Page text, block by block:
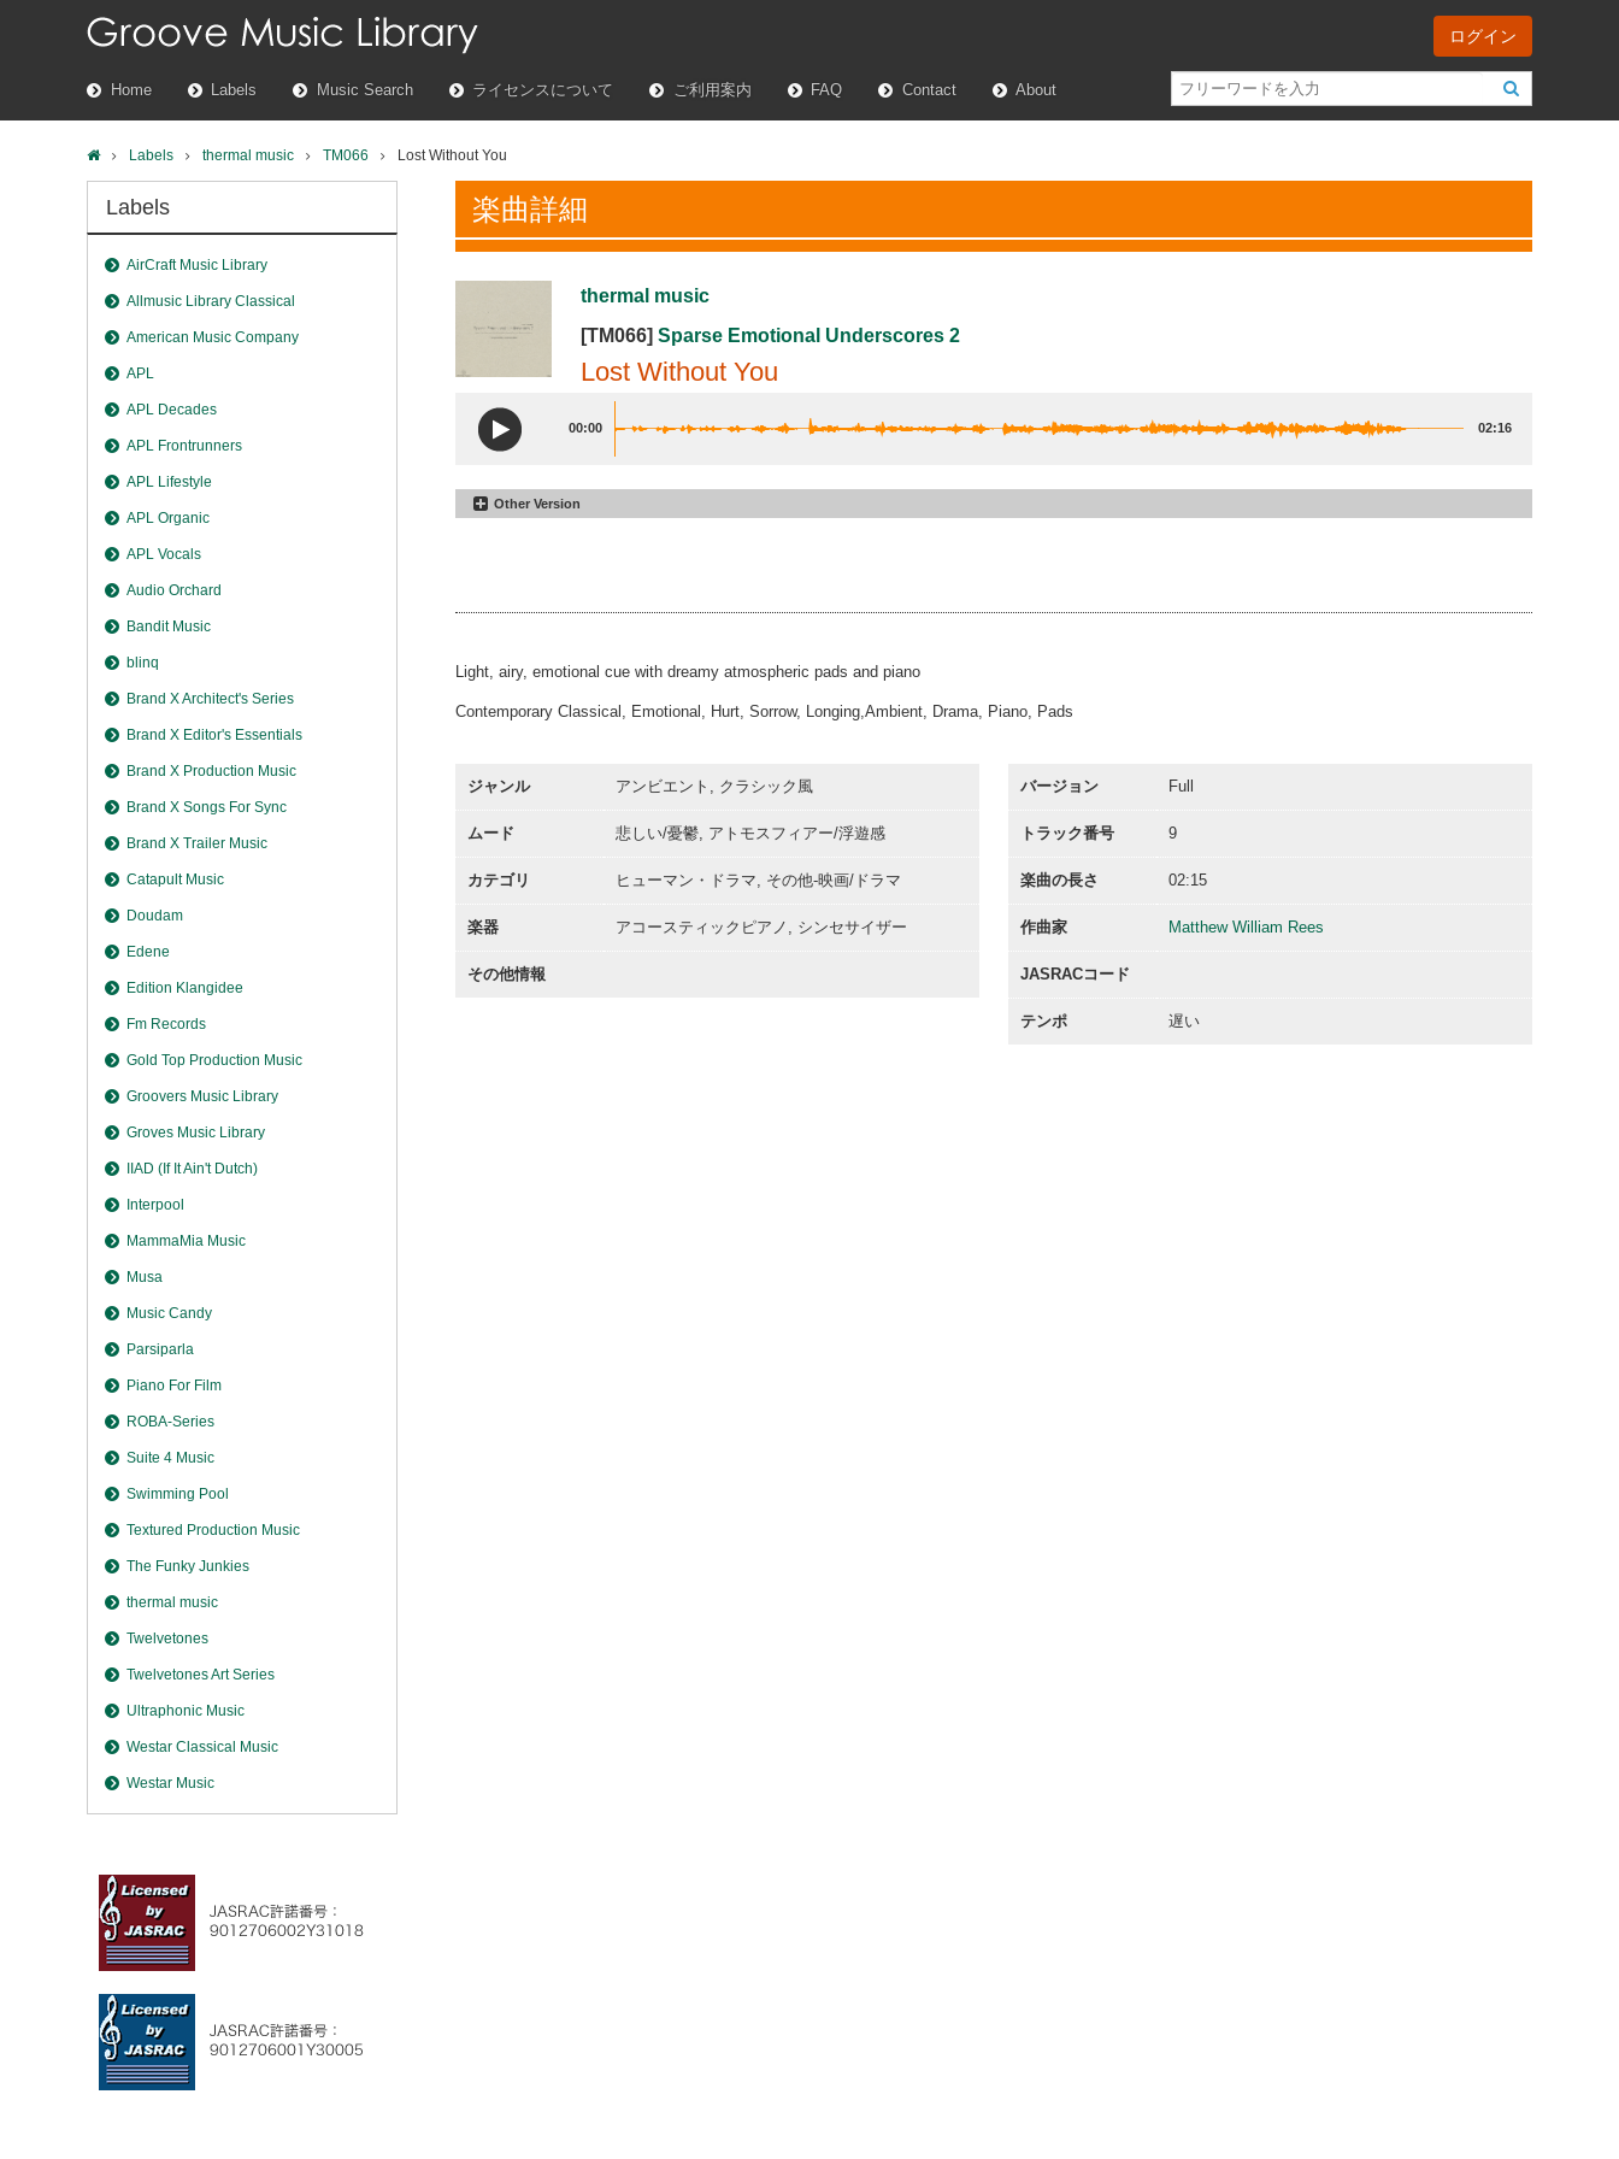
Home Labels Music Search ライセンスについて ご利用案内 FAQ Contact About
ログイン
Labels thermal music TM066 Lost Without You
楽曲詳細
thermal music
[TM066] Sparse Emotional Underscores 2
Lost Without You
00:00 02:16
Other Version
Light, airy, emotional cue with dreamy atmospheric pads and piano
Contemporary Classical, Emotional, Hurt, Sorrow, Longing,Ambient, Drama, Piano, Pads
ジャンル アンビエント, クラシック風
ムード 悲しい/憂鬱, アトモスフィアー/浮遊感
カテゴリ ヒューマン・ドラマ, その他-映画/ドラマ
楽器 アコースティックピアノ, シンセサイザー
その他情報
バージョン Full
トラック番号 9
楽曲の長さ 02:15
作曲家 Matthew William Rees
JASRACコード
テンポ 遅い
Labels
AirCraft Music Library
Allmusic Library Classical
American Music Company
APL
APL Decades
APL Frontrunners
APL Lifestyle
APL Organic
APL Vocals
Audio Orchard
Bandit Music
blinq
Brand X Architect's Series
Brand X Editor's Essentials
Brand X Production Music
Brand X Songs For Sync
Brand X Trailer Music
Catapult Music
Doudam
Edene
Edition Klangidee
Fm Records
Gold Top Production Music
Groovers Music Library
Groves Music Library
IIAD (If It Ain't Dutch)
Interpool
MammaMia Music
Musa
Music Candy
Parsiparla
Piano For Film
ROBA-Series
Suite 4 Music
Swimming Pool
Textured Production Music
The Funky Junkies
thermal music
Twelvetones
Twelvetones Art Series
Ultraphonic Music
Westar Classical Music
Westar Music